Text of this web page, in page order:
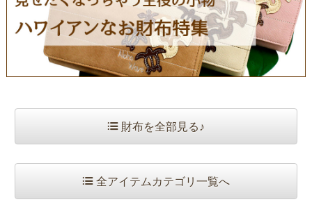
財布を全部見る♪
全アイテムカテゴリ一覧へ